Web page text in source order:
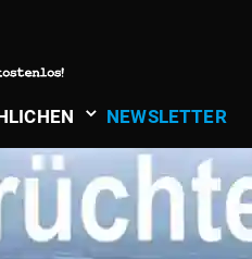
NEWS­LETTER